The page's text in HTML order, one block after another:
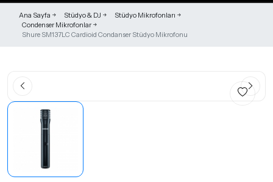
Ana Sayfa Stüdyo & DJ
Stüdyo Mikrofonları
Condenser Mikrofonlar
Shure SM137LC Cardioid Condanser Stüdyo Mikrofonu